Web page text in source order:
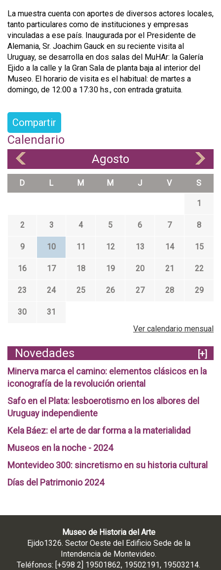
La muestra cuenta con aportes de diversos actores locales,
tanto particulares como de instituciones y empresas
vinculadas a ese país. Inaugurada por el Presidente de
Alemania, Sr. Joachim Gauck en su reciente visita al
Uruguay, se desarrolla en dos salas del MuHAr: la Galería
Ejido a la calle y la Gran Sala de planta baja al interior del
Museo. El horario de visita es el habitual: de martes a
domingo, de 12:00 a 17:30 hs., con entrada gratuita.
Compartir
Calendario
Agosto
D L M M J V S
1
2 3 4 5 6 7 8
9 10 11 12 13 14 15
16 17 18 19 20 21 22
23 24 25 26 27 28 29
30
31
Ver calendario mensual
Novedades
[+]
Minerva marca el camino: elementos clásicos en la
iconografía de la revolución oriental
Safo en el Plata: lesboerotismo en los albores del
Uruguay independiente
Kela Báez: el arte de dar forma a la materialidad
Museos en la noche - 2024
Montevideo 300: sincretismo en su historia cultural
Días del Patrimonio 2024
Museo de Historia del Arte
Ejido1326. Sector Oeste del Edificio Sede de la
Intendencia de Montevideo.
Teléfonos: [+598 2] 19501862, 19502191, 19503214.